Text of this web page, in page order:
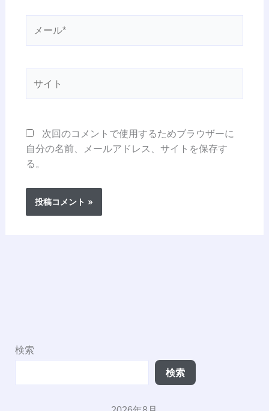
*
次回のコメントで使用するためブラウザーに
自分の名前、メールアドレス、サイトを保存す
る。
検索
検索